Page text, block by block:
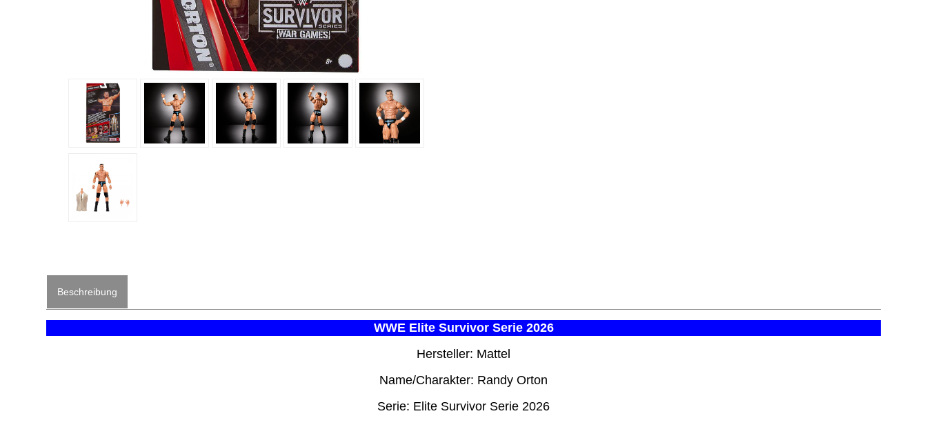
Beschreibung
WWE Elite Survivor Serie 2026
Hersteller: Mattel
Name/Charakter: Randy Orton
Serie: Elite Survivor Serie 2026